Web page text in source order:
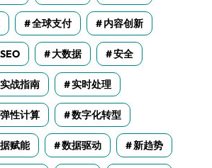
全球支付 内容创新
大数据 安全
实战指南 实时处理
弹性计算 数字化转型
赋能 数据驱动 新趋势